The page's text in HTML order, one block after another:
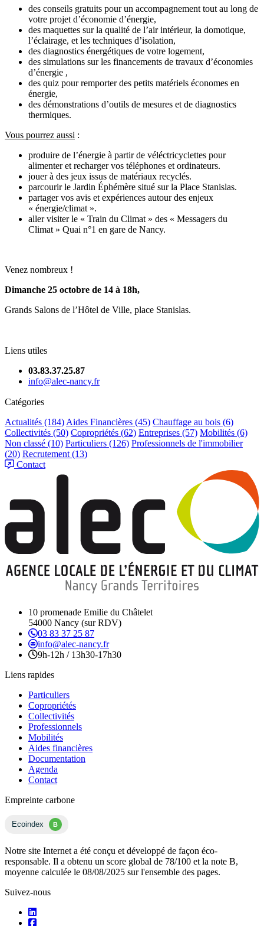
des conseils gratuits pour un accompagnement tout au long de
votre projet d’économie d’énergie,
des maquettes sur la qualité de l’air intérieur, la domotique,
l’éclairage, et les techniques d’isolation,
des diagnostics énergétiques de votre logement,
des simulations sur les financements de travaux d’économies
d’énergie ,
des quiz pour remporter des petits matériels économes en
énergie,
des démonstrations d’outils de mesures et de diagnostics
thermiques.
Vous pourrez aussi :
produire de l’énergie à partir de véléctricyclettes pour
alimenter et recharger vos téléphones et ordinateurs.
jouer à des jeux issus de matériaux recyclés.
parcourir le Jardin Éphémère situé sur la Place Stanislas.
partager vos avis et expériences autour des enjeux
« énergie/climat ».
aller visiter le « Train du Climat » des « Messagers du
Climat » Quai n°1 en gare de Nancy.
Venez nombreux !
Dimanche 25 octobre de 14 à 18h,
Grands Salons de l’Hôtel de Ville, place Stanislas.
Liens utiles
03.83.37.25.87
info@alec-nancy.fr
Catégories
Actualités (184) Aides Financières (45) Chauffage au bois (6)
Collectivités (50) Copropriétés (62) Entreprises (57) Mobilités (6)
Non classé (10) Particuliers (126) Professionnels de l'immobilier
(20) Recrutement (13)
Contact
10 promenade Emilie du Châtelet
54000 Nancy (sur RDV)
03 83 37 25 87
info@alec-nancy.fr
9h-12h / 13h30-17h30
Liens rapides
Particuliers
Copropriétés
Collectivités
Professionnels
Mobilités
Aides financières
Documentation
Agenda
Contact
Empreinte carbone
Ecoindex B
Notre site Internet a été conçu et développé de façon éco-
responsable. Il a obtenu un score global de 78/100 et la note B,
moyenne calculée le 08/08/2025 sur l'ensemble des pages.
Suivez-nous